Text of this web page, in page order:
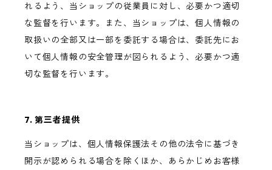
れるよう、当ショップの従業員に対し、必要かつ適切
な監督を行います。また、当ショップは、個人情報の
取扱いの全部又は一部を委託する場合は、委託先にお
いて個人情報の安全管理が図られるよう、必要かつ適
切な監督を行います。
7. 第三者提供
当ショップは、個人情報保護法その他の法令に基づき
開示が認められる場合を除くほか、あらかじめお客様